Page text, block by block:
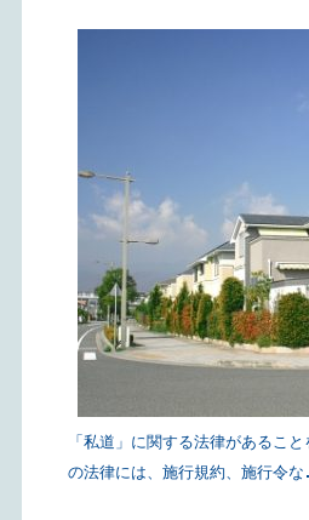
「私道」に関する法律があるこ
の法律には、施行規約、施行令な